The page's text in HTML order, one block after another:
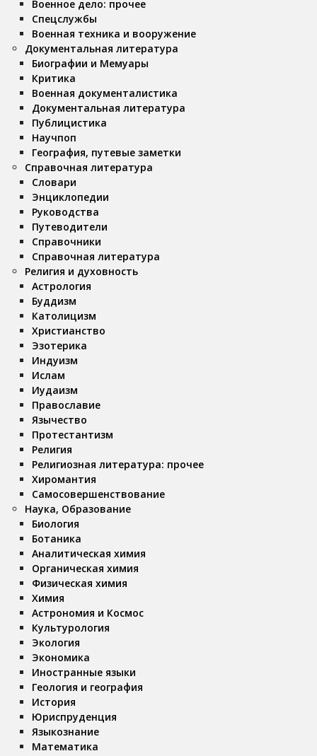
Военное дело: прочее
Спецслужбы
Военная техника и вооружение
Документальная литература
Биографии и Мемуары
Критика
Военная документалистика
Документальная литература
Публицистика
Научпоп
География, путевые заметки
Справочная литература
Словари
Энциклопедии
Руководства
Путеводители
Справочники
Справочная литература
Религия и духовность
Астрология
Буддизм
Католицизм
Христианство
Эзотерика
Индуизм
Ислам
Иудаизм
Православие
Язычество
Протестантизм
Религия
Религиозная литература: прочее
Хиромантия
Самосовершенствование
Наука, Образование
Биология
Ботаника
Аналитическая химия
Органическая химия
Физическая химия
Химия
Астрономия и Космос
Культурология
Экология
Экономика
Иностранные языки
Геология и география
История
Юриспруденция
Языкознание
Математика